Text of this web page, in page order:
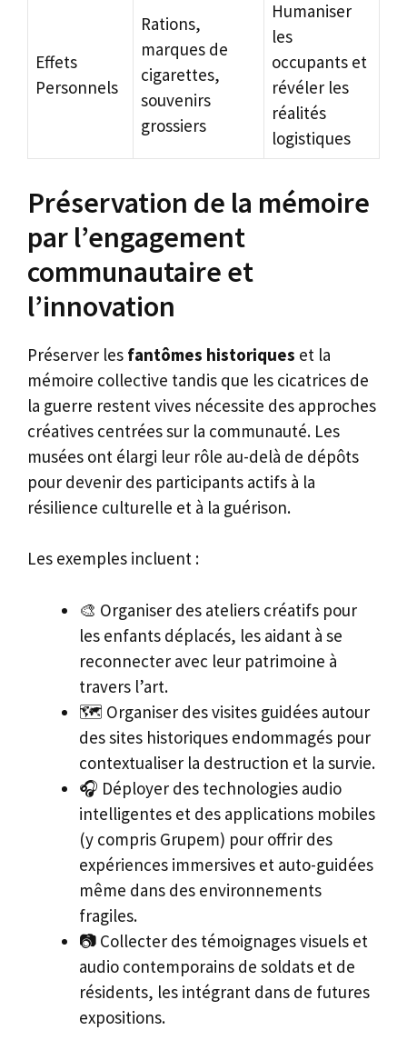
Effets
Personnels
Rations,
marques de
cigarettes,
souvenirs
grossiers
Humaniser
les
occupants et
révéler les
réalités
logistiques
Préservation de la mémoire
par l’engagement
communautaire et
l’innovation
Préserver les fantômes historiques et la
mémoire collective tandis que les cicatrices de
la guerre restent vives nécessite des approches
créatives centrées sur la communauté. Les
musées ont élargi leur rôle au-delà de dépôts
pour devenir des participants actifs à la
résilience culturelle et à la guérison.
Les exemples incluent :
🎨 Organiser des ateliers créatifs pour
les enfants déplacés, les aidant à se
reconnecter avec leur patrimoine à
travers l’art.
🗺️ Organiser des visites guidées autour
des sites historiques endommagés pour
contextualiser la destruction et la survie.
🎧 Déployer des technologies audio
intelligentes et des applications mobiles
(y compris Grupem) pour offrir des
expériences immersives et auto-guidées
même dans des environnements
fragiles.
📷 Collecter des témoignages visuels et
audio contemporains de soldats et de
résidents, les intégrant dans de futures
expositions.